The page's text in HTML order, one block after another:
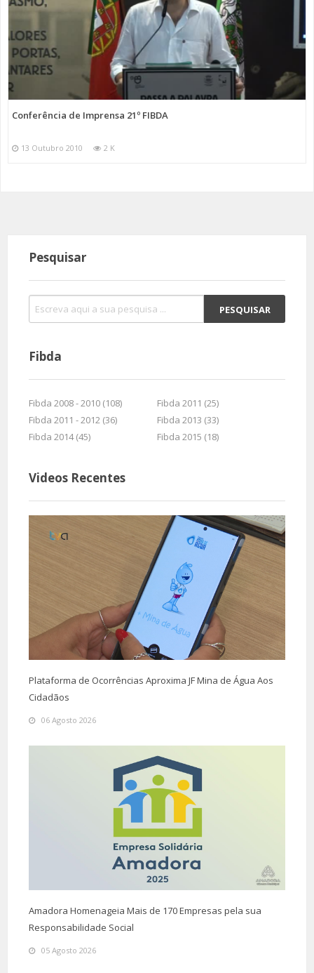
Conferência de Imprensa 21º FIBDA
13 Outubro 2010 2 K
Pesquisar
Fibda
Fibda 2008 - 2010 (108)
Fibda 2011 (25)
Fibda 2011 - 2012 (36)
Fibda 2013 (33)
Fibda 2014 (45)
Fibda 2015 (18)
Videos Recentes
Plataforma de Ocorrências Aproxima JF Mina de Água Aos
Cidadãos
06 Agosto 2026
Amadora Homenageia Mais de 170 Empresas pela sua
Responsabilidade Social
05 Agosto 2026